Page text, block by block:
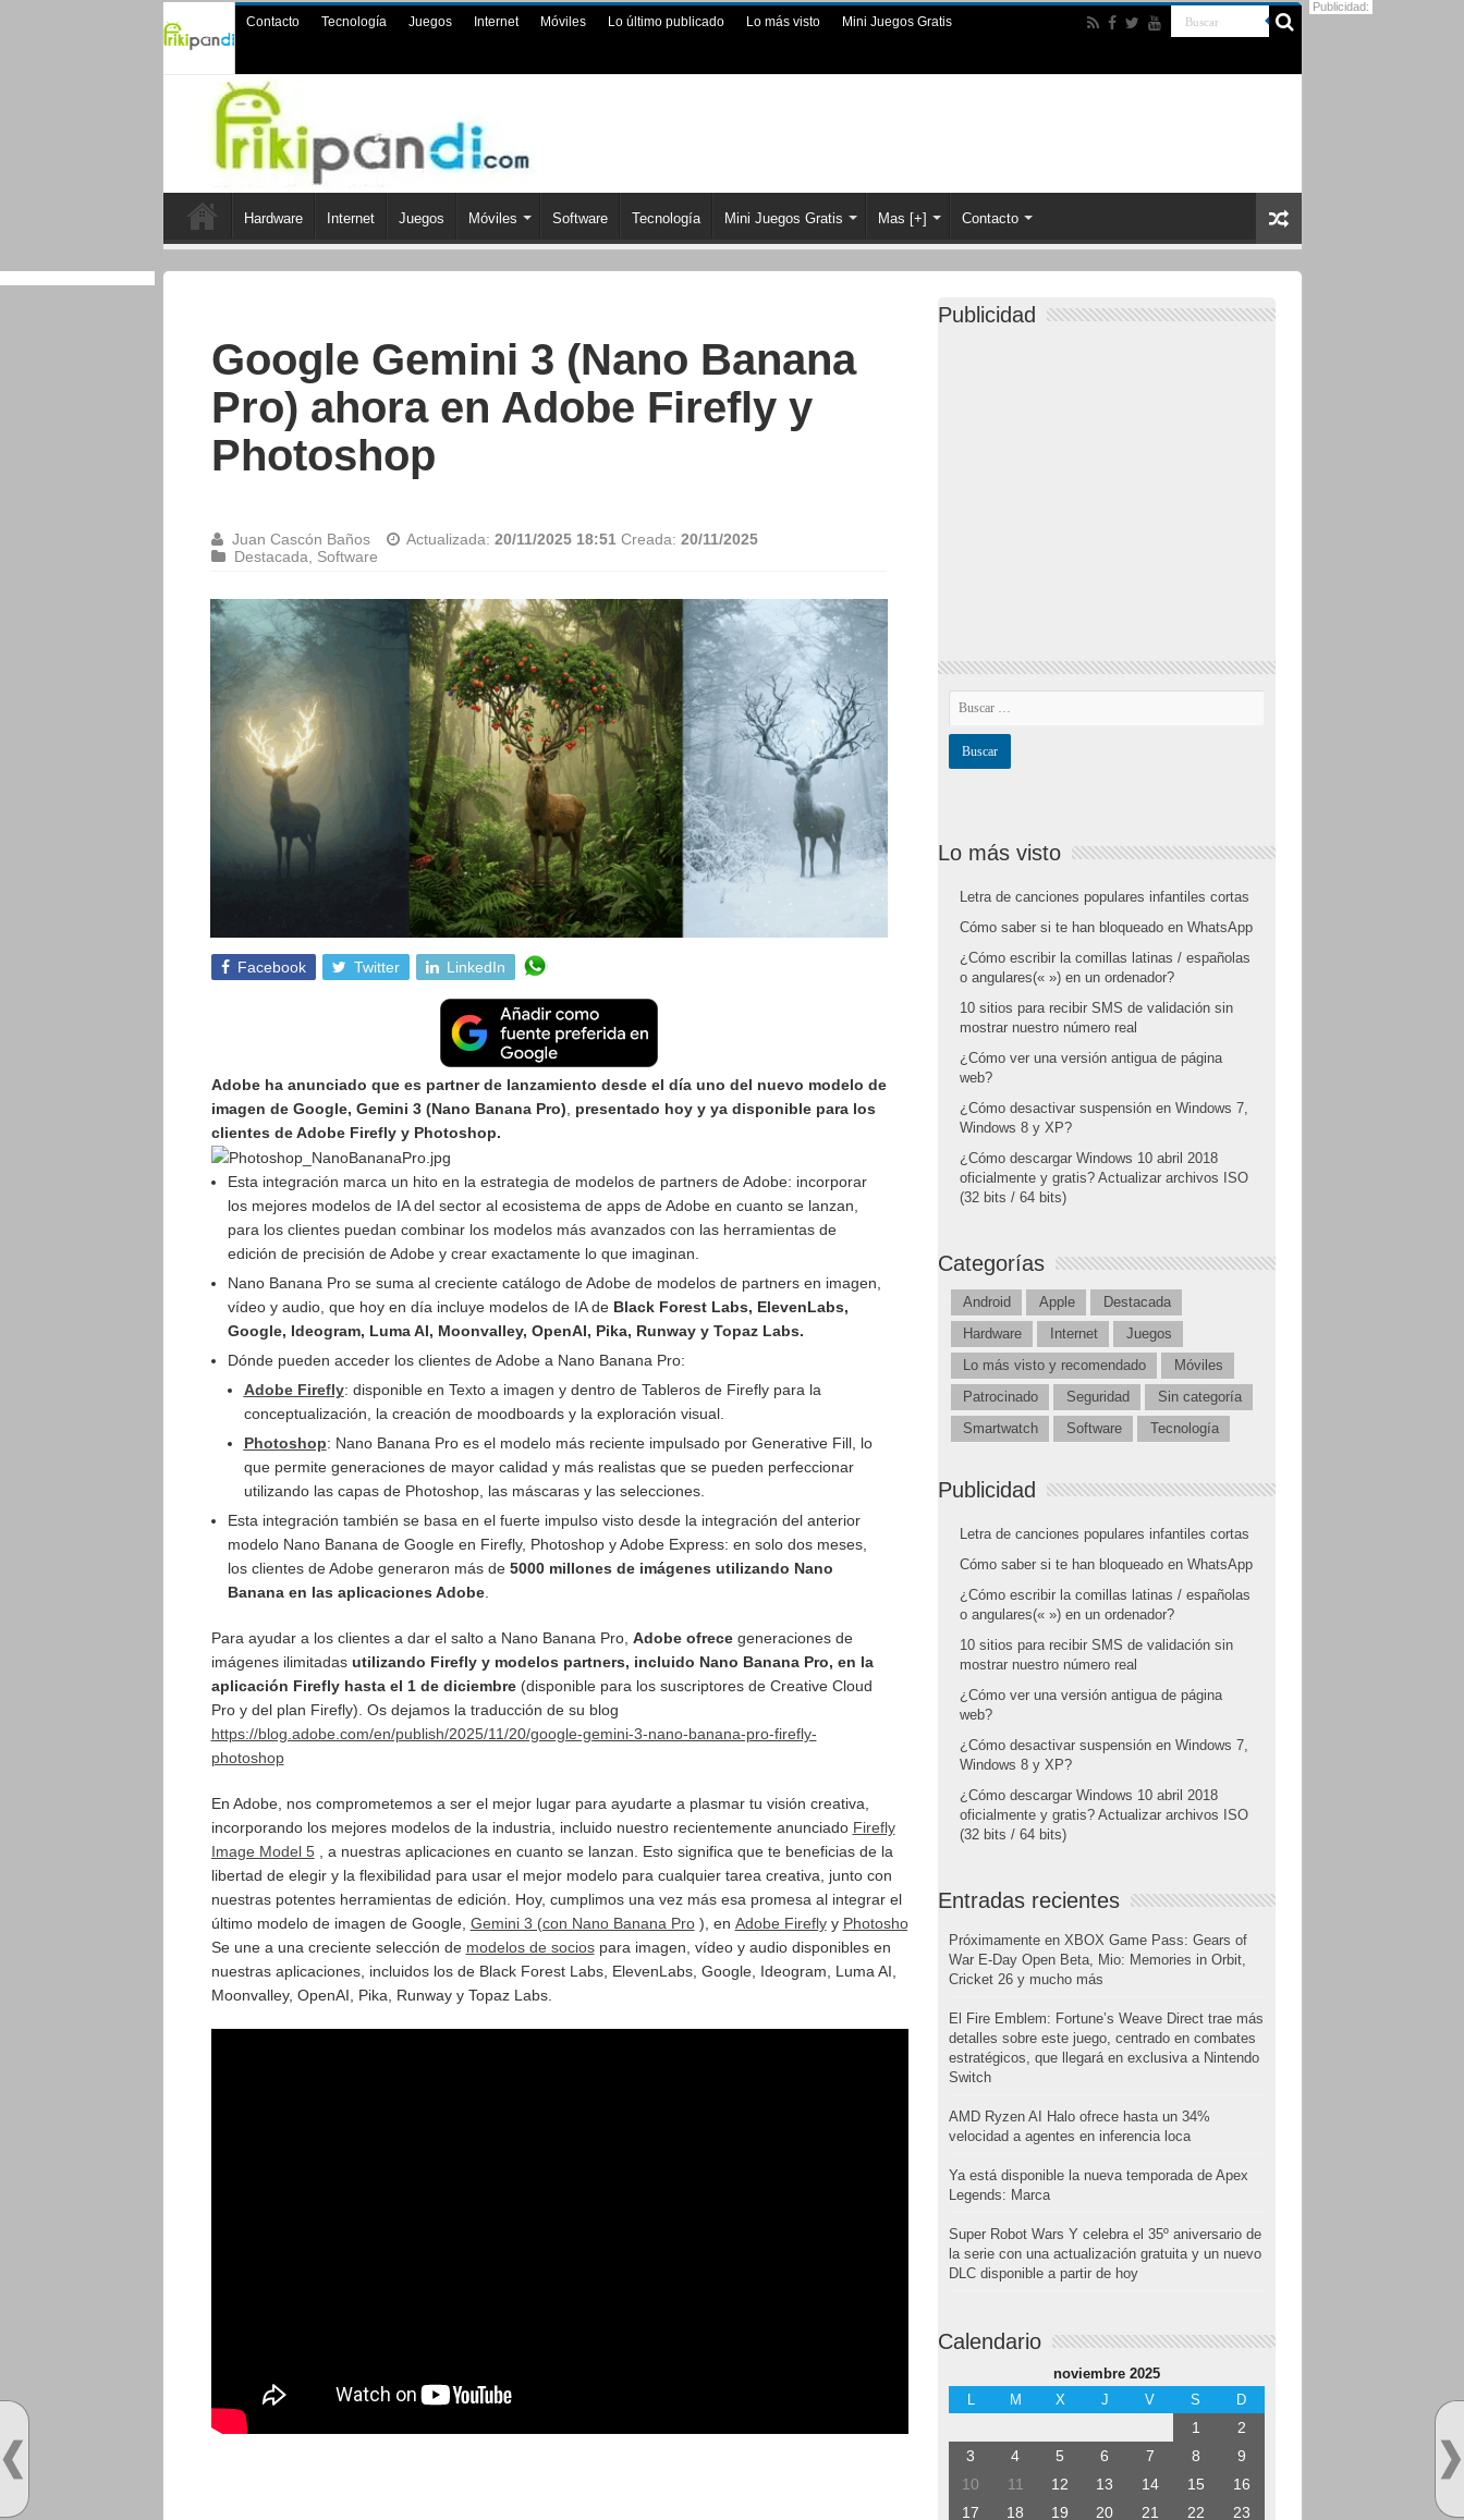
Contacto Tecnología Juegos Internet Móviles Lo último publicado Lo más visto Mini Juegos Gratis
Hardware Internet Juegos Móviles Software Tecnología Mini Juegos Gratis Mas [+] Contacto
Google Gemini 3 (Nano Banana
Pro) ahora en Adobe Firefly y
Photoshop
Juan Cascón Baños Actualizada: 20/11/2025 18:51 Creada: 20/11/2025
Destacada
Software
Facebook Twitter LinkedIn
Adobe ha anunciado que es partner de lanzamiento desde el día uno del nuevo modelo de
imagen de Google, Gemini 3 (Nano Banana Pro)
presentado hoy y ya disponible para los
clientes de Adobe Firefly y Photoshop.
Esta integración marca un hito en la estrategia de modelos de partners de Adobe: incorporar
los mejores modelos de IA del sector al ecosistema de apps de Adobe en cuanto se lanzan,
para los clientes puedan combinar los modelos más avanzados con las herramientas de
edición de precisión de Adobe y crear exactamente lo que imaginan.
Nano Banana Pro se suma al creciente catálogo de Adobe de modelos de partners en imagen,
vídeo y audio, que hoy en día incluye modelos de IA de Black Forest Labs, ElevenLabs,
Google, Ideogram, Luma AI, Moonvalley, OpenAI, Pika, Runway y Topaz Labs.
Dónde pueden acceder los clientes de Adobe a Nano Banana Pro:
Adobe Firefly: disponible en Texto a imagen y dentro de Tableros de Firefly para la
conceptualización, la creación de moodboards y la exploración visual.
Photoshop: Nano Banana Pro es el modelo más reciente impulsado por Generative Fill, lo
que permite generaciones de mayor calidad y más realistas que se pueden perfeccionar
utilizando las capas de Photoshop, las máscaras y las selecciones.
Esta integración también se basa en el fuerte impulso visto desde la integración del anterior
modelo Nano Banana de Google en Firefly, Photoshop y Adobe Express: en solo dos meses,
los clientes de Adobe generaron más de 5000 millones de imágenes utilizando Nano
Banana en las aplicaciones Adobe.
Para ayudar a los clientes a dar el salto a Nano Banana Pro, Adobe ofrecegeneraciones de
imágenes ilimitadas utilizando Firefly y modelos partners, incluido Nano Banana Pro, en la
aplicación Firefly hasta el 1 de diciembre(disponible para los suscriptores de Creative Cloud
Pro y del plan Firefly). Os dejamos la traducción de su blog
https://blog.adobe.com/en/publish/2025/11/20/google-gemini-3-nano-banana-pro-firefly-
photoshop
En Adobe, nos comprometemos a ser el mejor lugar para ayudarte a plasmar tu visión creativa,
incorporando los mejores modelos de la industria, incluido nuestro recientemente anunciado Firefly
Image Model 5, a nuestras aplicaciones en cuanto se lanzan. Esto significa que te beneficias de la
libertad de elegir y la flexibilidad para usar el mejor modelo para cualquier tarea creativa, junto con
nuestras potentes herramientas de edición. Hoy, cumplimos una vez más esa promesa al integrar el
último modelo de imagen de Google, Gemini 3 (con Nano Banana Pro), en Adobe Fireflyy Photoshop
Se une a una creciente selección de modelos de sociospara imagen, vídeo y audio disponibles en
nuestras aplicaciones, incluidos los de Black Forest Labs, ElevenLabs, Google, Ideogram, Luma AI,
Moonvalley, OpenAI, Pika, Runway y Topaz Labs.
Publicidad
Lo más visto
Letra de canciones populares infantiles cortas
Cómo saber si te han bloqueado en WhatsApp
¿Cómo escribir la comillas latinas / españolas
o angulares(« ») en un ordenador?
10 sitios para recibir SMS de validación sin
mostrar nuestro número real
¿Cómo ver una versión antigua de página
web?
¿Cómo desactivar suspensión en Windows 7,
Windows 8 y XP?
¿Cómo descargar Windows 10 abril 2018
oficialmente y gratis? Actualizar archivos ISO
(32 bits / 64 bits)
Categorías
Android Apple
Destacada
Hardware
Internet
Juegos
Lo más visto y recomendado
Móviles
Patrocinado
Seguridad
Sin categoría
Smartwatch
Software Tecnología
Publicidad
Letra de canciones populares infantiles cortas
Cómo saber si te han bloqueado en WhatsApp
¿Cómo escribir la comillas latinas / españolas
o angulares(« ») en un ordenador?
10 sitios para recibir SMS de validación sin
mostrar nuestro número real
¿Cómo ver una versión antigua de página
web?
¿Cómo desactivar suspensión en Windows 7,
Windows 8 y XP?
¿Cómo descargar Windows 10 abril 2018
oficialmente y gratis? Actualizar archivos ISO
(32 bits / 64 bits)
Entradas recientes
Próximamente en XBOX Game Pass: Gears of
War E-Day Open Beta, Mio: Memories in Orbit,
Cricket 26 y mucho más
El Fire Emblem: Fortune’s Weave Direct trae más
detalles sobre este juego, centrado en combates
estratégicos, que llegará en exclusiva a Nintendo
Switch
AMD Ryzen AI Halo ofrece hasta un 34%
velocidad a agentes en inferencia loca
Ya está disponible la nueva temporada de Apex
Legends: Marca
Super Robot Wars Y celebra el 35º aniversario de
la serie con una actualización gratuita y un nuevo
DLC disponible a partir de hoy
Calendario
noviembre 2025
L
M X J V S D
1
2
3
4 5 6 7 8
9
10
11 12 13 14 15
16
17
18 19 20 21 22
23
Publicidad: